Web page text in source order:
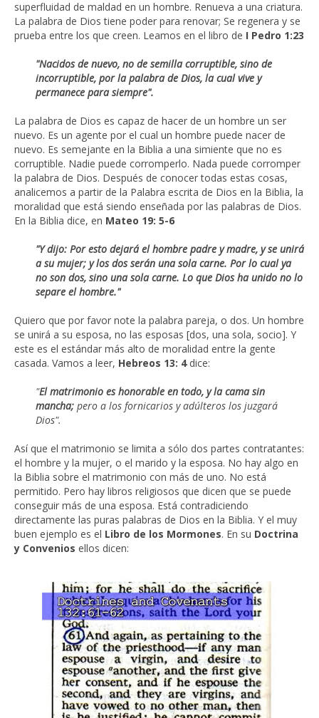
superfluidad de maldad en un hombre. Renueva a una criatura.
La palabra de Dios tiene poder para renovar; Se regenera y se
prueba entre los que creen. Leamos en el libro de I Pedro 1:23
"Nacidos de nuevo, no de semilla corruptible, sino de
incorruptible, por la palabra de Dios, la cual vive y
permanece para siempre".
La palabra de Dios es capaz de hacer de un hombre un ser
nuevo. Es un agente por el cual un hombre puede nacer de
nuevo. Es semejante en la Biblia a una simiente que no es
corruptible. Nadie puede corromperlo. Nada puede corromper
la palabra de Dios. Después de conocer todas estas cosas,
analicemos a partir de la Palabra escrita de Dios en la Biblia, la
moralidad que está siendo enseñada por las palabras de Dios.
En la Biblia dice, en Mateo 19: 5-6
"Y dijo: Por esto dejará el hombre padre y madre, y se unirá
a su mujer; y los dos serán una sola carne. Por lo cual ya
no son dos, sino una sola carne. Lo que Dios ha unido no lo
separe el hombre."
Quiero que por favor note la palabra pareja, o dos. Un hombre
se unirá a su esposa, no las esposas [dos, una sola, socio]. Y
este es el estándar más alto de moralidad entre la gente
casada. Vamos a leer, Hebreos 13: 4dice:
"El matrimonio es honorable en todo, y la cama sin
mancha; pero a los fornicarios y adúlteros los juzgará
Dios".
Así que el matrimonio se limita a sólo dos partes contratantes:
el hombre y la mujer, o el marido y la esposa. No hay algo en
la Biblia sobre el matrimonio con más de uno. No está
permitido. Pero hay libros religiosos que dicen que se puede
conseguir más de una esposa. Está contradiciendo
directamente las puras palabras de Dios en la Biblia. Y el muy
buen ejemplo es el Libro de los Mormones. En su Doctrina
y Convenios ellos dicen: